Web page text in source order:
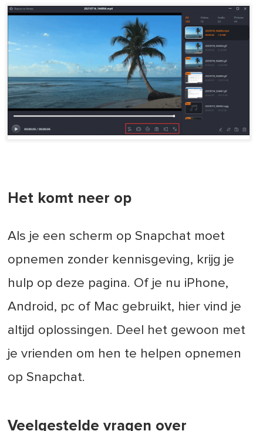
Het komt neer op
Als je een scherm op Snapchat moet
opnemen zonder kennisgeving, krijg je
hulp op deze pagina. Of je nu iPhone,
Android, pc of Mac gebruikt, hier vind je
altijd oplossingen. Deel het gewoon met
je vrienden om hen te helpen opnemen
op Snapchat.
Veelgestelde vragen over